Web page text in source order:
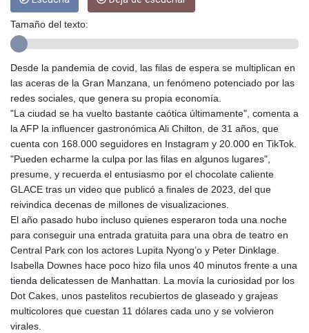
ETB 186.049588
GEL 3.017966
GHS 13.526832
GMD 84.980421
10123.874202
GTQ 8.794891
HNL 30.895616
HRK 7.536622
HTG 150.718127
20580.370421
Tamaño del texto:
Desde la pandemia de covid, las filas de espera se multiplican en
las aceras de la Gran Manzana, un fenómeno potenciado por las
redes sociales, que genera su propia economía.
"La ciudad se ha vuelto bastante caótica últimamente", comenta a
la AFP la influencer gastronómica Ali Chilton, de 31 años, que
cuenta con 168.000 seguidores en Instagram y 20.000 en TikTok.
"Pueden echarme la culpa por las filas en algunos lugares",
presume, y recuerda el entusiasmo por el chocolate caliente
GLACE tras un video que publicó a finales de 2023, del que
reivindica decenas de millones de visualizaciones.
El año pasado hubo incluso quienes esperaron toda una noche
para conseguir una entrada gratuita para una obra de teatro en
Central Park con los actores Lupita Nyong’o y Peter Dinklage.
Isabella Downes hace poco hizo fila unos 40 minutos frente a una
tienda delicatessen de Manhattan. La movía la curiosidad por los
Dot Cakes, unos pastelitos recubiertos de glaseado y grajeas
multicolores que cuestan 11 dólares cada uno y se volvieron
virales.